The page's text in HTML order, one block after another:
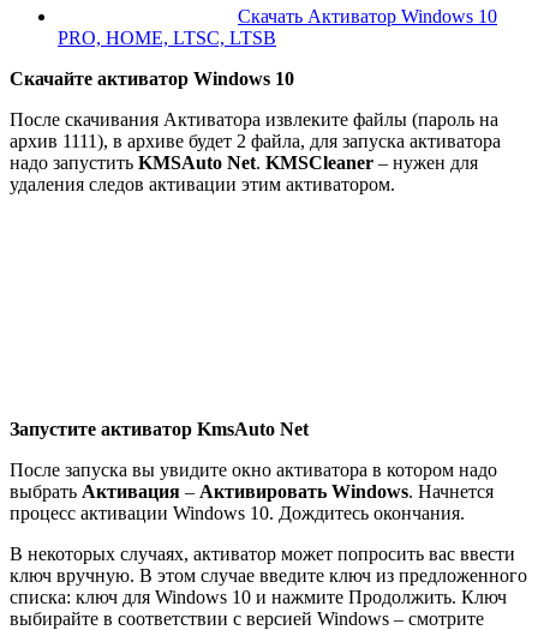
Скачать Активатор Windows 10
PRO, HOME, LTSC, LTSB
Скачайте активатор Windows 10
После скачивания Активатора извлеките файлы (пароль на
архив 1111), в архиве будет 2 файла, для запуска активатора
надо запустить KMSAuto Net. KMSCleaner – нужен для
удаления следов активации этим активатором.
Запустите активатор KmsAuto Net
После запуска вы увидите окно активатора в котором надо
выбрать Активация – Активировать Windows. Начнется
процесс активации Windows 10. Дождитесь окончания.
В некоторых случаях, активатор может попросить вас ввести
ключ вручную. В этом случае введите ключ из предложенного
списка: ключ для Windows 10 и нажмите Продолжить. Ключ
выбирайте в соответствии с версией Windows – смотрите